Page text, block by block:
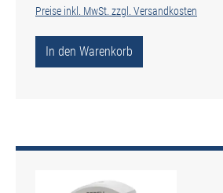
Preise inkl. MwSt. zzgl. Versandkosten
In den Warenkorb